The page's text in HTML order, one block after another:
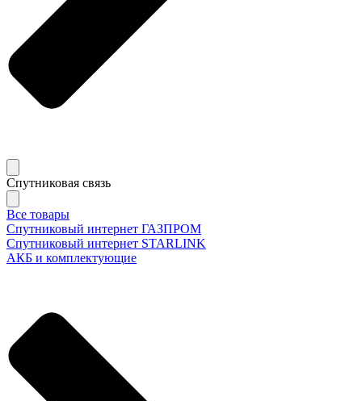
Спутниковая связь
Все товары
Спутниковый интернет ГАЗПРОМ
Спутниковый интернет STARLINK
АКБ и комплектующие